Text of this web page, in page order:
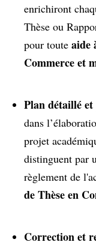
enrichiront
Thèse ou
pour toute aide
Commerce et
Plan détaillé
dans
projet
distinguent par
règlement de
de Thèse en
Correction et